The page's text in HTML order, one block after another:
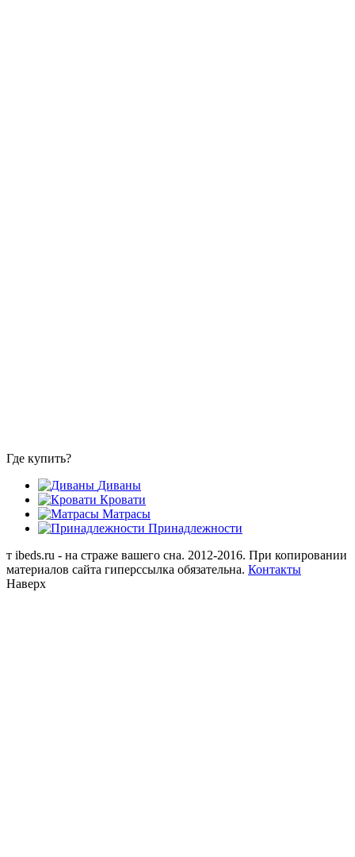
Где купить?
Диваны
Кровати
Матрасы
Принадлежности
т ibeds.ru - на страже вашего сна. 2012-2016. При копировании
материалов сайта гиперссылка обязательна. Контакты
Наверх